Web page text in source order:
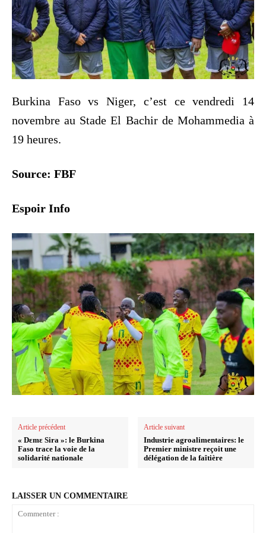
Burkina Faso vs Niger, c’est ce vendredi 14
novembre au Stade El Bachir de Mohammedia à
19 heures.
Source: FBF
Espoir Info
Article précédent
« Dɛmɛ Sira »: le Burkina
Faso trace la voie de la
solidarité nationale
Article suivant
Industrie agroalimentaires: le
Premier ministre reçoit une
délégation de la faîtière
LAISSER UN COMMENTAIRE